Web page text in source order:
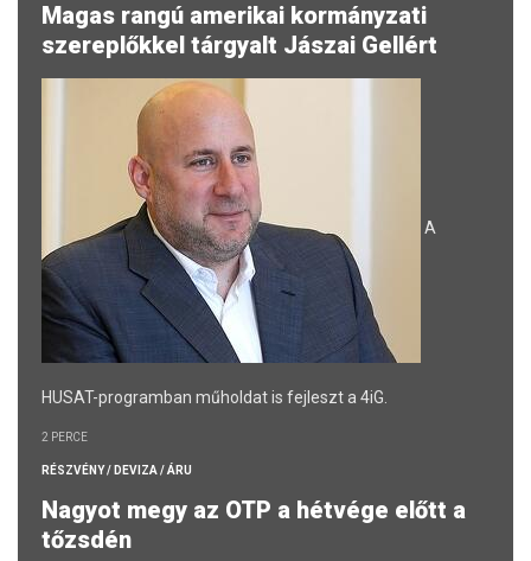
Magas rangú amerikai kormányzati
szereplőkkel tárgyalt Jászai Gellért
A
HUSAT-programban műholdat is fejleszt a 4iG.
2 PERCE
RÉSZVÉNY / DEVIZA / ÁRU
Nagyot megy az OTP a hétvége előtt a
tőzsdén